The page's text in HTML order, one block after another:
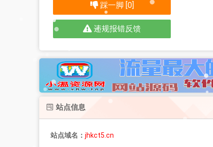
踩一脚 [0]
违规报错反馈
站点信息
站点域名： jhkct5.cn